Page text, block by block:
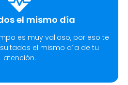
el mismo día
es muy valioso, por eso te
el mismo día de tu
atención.